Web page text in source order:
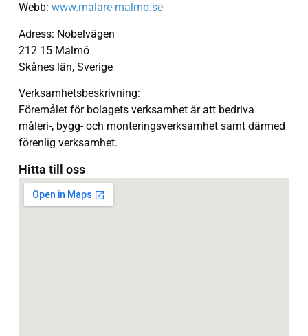
Webb: www.malare-malmo.se
Adress: Nobelvägen
212 15 Malmö
Skånes län, Sverige
Verksamhetsbeskrivning:
Föremålet för bolagets verksamhet är att bedriva
måleri-, bygg- och monteringsverksamhet samt därmed
förenlig verksamhet.
Hitta till oss